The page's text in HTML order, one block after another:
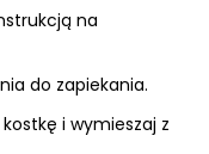
na
do zapiekania.
i wymieszaj z